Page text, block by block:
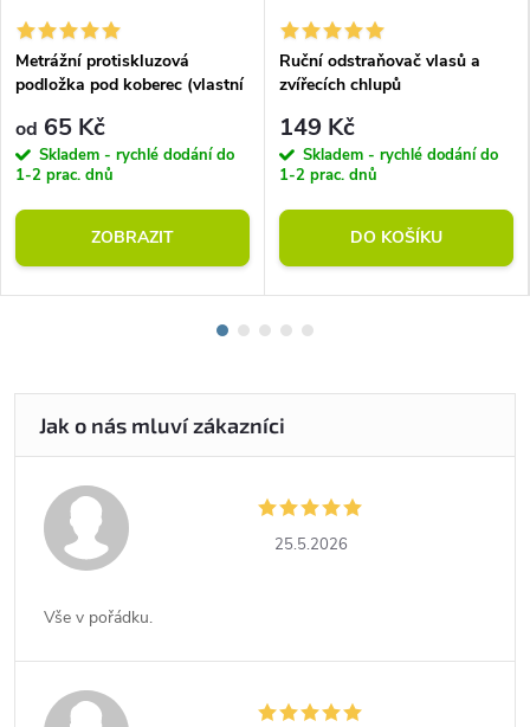
Metrážní protiskluzová
podložka pod koberec (vlastní
od 65 Kč
Skladem - rychlé dodání do
1-2 prac. dnů
ZOBRAZIT
Ruční odstraňovač vlasů a
zvířecích chlupů
149 Kč
Skladem - rychlé dodání do
1-2 prac. dnů
DO KOŠÍKU
25.5.2026
Vše v pořádku.